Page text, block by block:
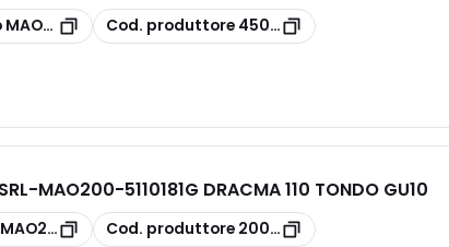
MAO450-1400201N
copia
Cod. produttore 450-1400201N
-MAO200-5110181G DRACMA 110 TONDO GU10
MAO200-5110181G
copia
Cod. produttore 200-5110181G